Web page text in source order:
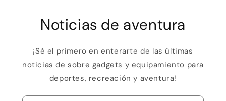
Noticias de aventura
¡Sé el primero en enterarte de las últimas
noticias de sobre gadgets y equipamiento para
deportes, recreación y aventura!